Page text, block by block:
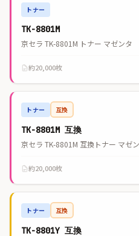
トナー
TK-8801M
京セラ TK-8801M トナー マゼンタ
約20,000枚
トナー 互換
TK-8801M 互換
京セラ TK-8801M 互換トナー マゼ
約20,000枚
トナー 互換
TK-8801Y 互換